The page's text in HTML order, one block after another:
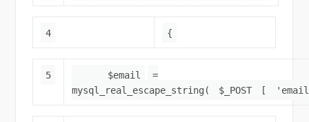
4 {
5 $email
=
mysql_real_escape_string(
$_POST [